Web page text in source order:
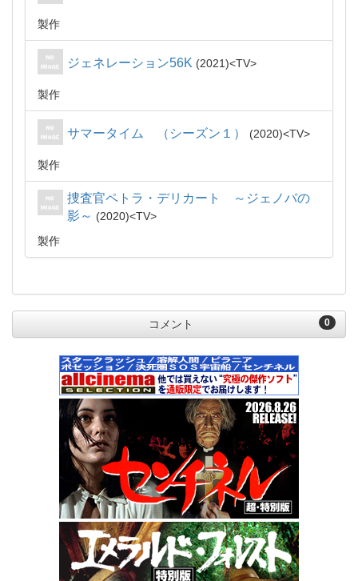
製作
ジェネレーション56K 2021 TV
製作
サマータイム （シーズン１） 2020 TV
製作
捜査官ペトラ・デリカート ～ジェノバの
影～
2020
TV
製作
0
コメント